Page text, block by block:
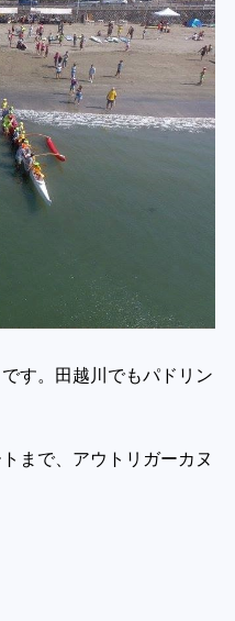
す。田越川でもパドリン
まで、アウトリガーカヌ